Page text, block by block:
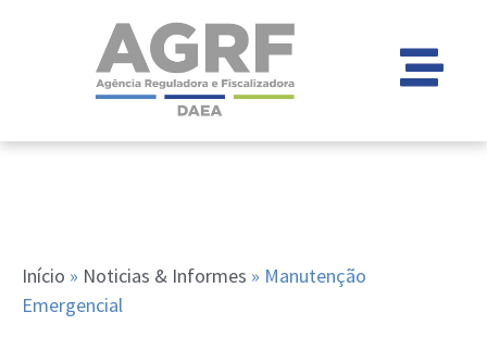
Início » Noticias & Informes » Manutenção
Emergencial